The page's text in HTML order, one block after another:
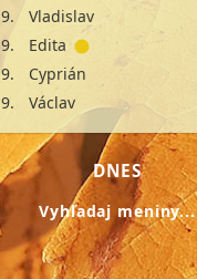
9. Vladislav
9. Edita
9. Cyprián
9. Václav
DNES
Vyhľadaj meniny...